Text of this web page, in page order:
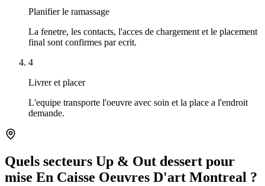
Planifier le ramassage
La fenetre, les contacts, l'acces de chargement et le placement
final sont confirmes par ecrit.
4
Livrer et placer
L'equipe transporte l'oeuvre avec soin et la place a l'endroit
demande.
Quels secteurs Up & Out dessert pour
mise En Caisse Oeuvres D'art Montreal ?